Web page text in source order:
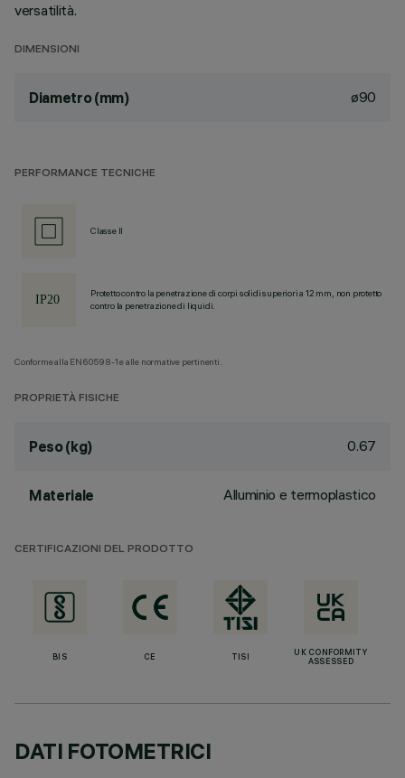
versatilità.
DIMENSIONI
Diametro (mm) ø90
PERFORMANCE TECNICHE
Classe II
Protetto contro la penetrazione di corpi solidi superiori a 12 mm, non protetto
contro la penetrazione di liquidi.
Conforme alla EN60598-1 e alle normative pertinenti.
PROPRIETÀ FISICHE
Peso (kg) 0.67
Materiale Alluminio e termoplastico
CERTIFICAZIONI DEL PRODOTTO
BIS CE TISI
UK CONFORMITY
ASSESSED
DATI FOTOMETRICI